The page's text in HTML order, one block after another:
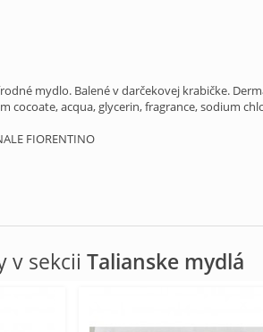
mydlo. Balené vdarčekovej krabičke.
cocoate, acqua, glycerin, fragrance, sodium
FIORENTINO
v sekcii Talianske mydlá